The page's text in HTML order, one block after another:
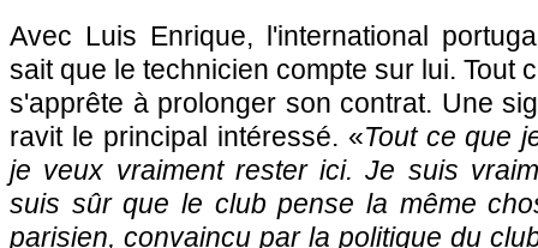
Avec Luis Enrique, l'international
sait que le technicien compte sur lui. Tout
s'apprête à prolonger son contrat. Une
ravit le principal intéressé. «Tout ce que
je veux vraiment rester ici. Je suis
suis sûr que le club pense la même
parisien, convaincu par la politique du